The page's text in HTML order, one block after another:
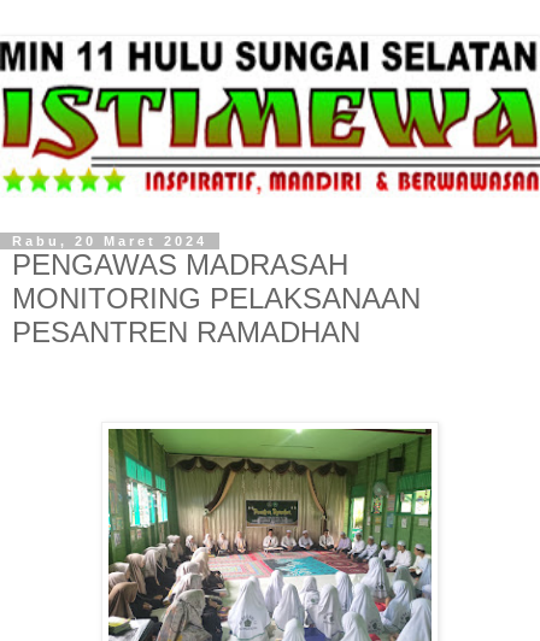
Rabu, 20 Maret 2024
PENGAWAS MADRASAH
MONITORING PELAKSANAAN
PESANTREN RAMADHAN